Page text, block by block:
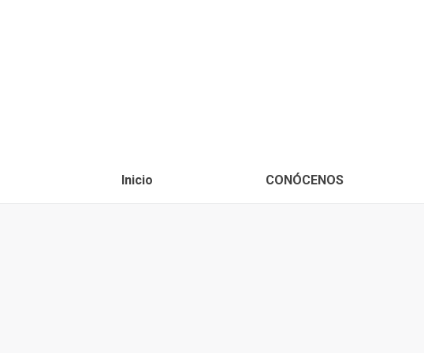
Inicio CONÓCENOS